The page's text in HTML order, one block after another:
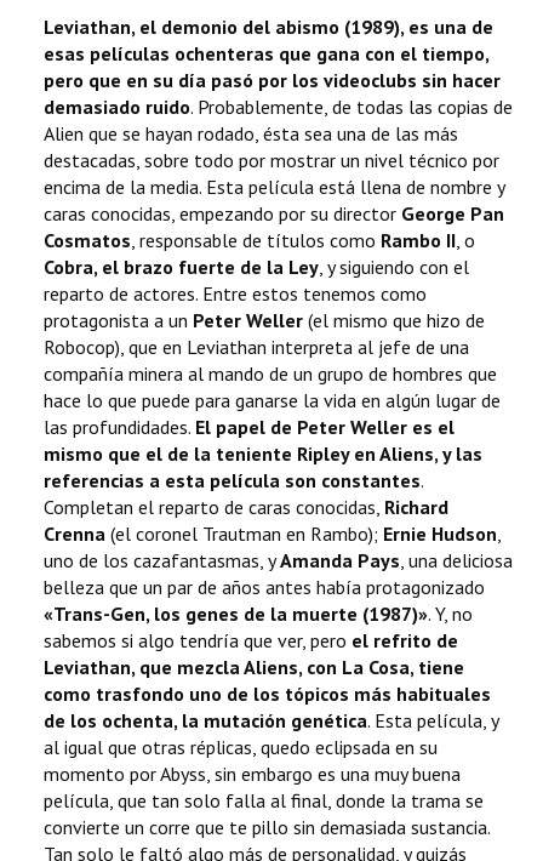
Leviathan, el demonio del abismo (1989), es una de
esas películas ochenteras que gana con el tiempo,
pero que en su día pasó por los videoclubs sin hacer
demasiado ruido. Probablemente, de todas las copias de
Alien que se hayan rodado, ésta sea una de las más
destacadas, sobre todo por mostrar un nivel técnico por
encima de la media. Esta película está llena de nombre y
caras conocidas, empezando por su director George Pan
Cosmatos, responsable de títulos como Rambo II, o
Cobra, el brazo fuerte de la Ley, y siguiendo con el
reparto de actores. Entre estos tenemos como
protagonista a un Peter Weller (el mismo que hizo de
Robocop), que en Leviathan interpreta al jefe de una
compañía minera al mando de un grupo de hombres que
hace lo que puede para ganarse la vida en algún lugar de
las profundidades. El papel de Peter Weller es el
mismo que el de la teniente Ripley en Aliens, y las
referencias a esta película son constantes.
Completan el reparto de caras conocidas, Richard
Crenna (el coronel Trautman en Rambo); Ernie Hudson,
uno de los cazafantasmas, yAmanda Pays, una deliciosa
belleza que un par de años antes había protagonizado
«Trans-Gen, los genes de la muerte (1987)». Y, no
sabemos si algo tendría que ver, pero el refrito de
Leviathan, que mezcla Aliens, con La Cosa, tiene
como trasfondo uno de los tópicos más habituales
de los ochenta, la mutación genética. Esta película, y
al igual que otras réplicas, quedo eclipsada en su
momento por Abyss, sin embargo es una muy buena
película, que tan solo falla al final, donde la trama se
convierte un corre que te pillo sin demasiada sustancia.
Tan solo le faltó algo más de personalidad, y quizás